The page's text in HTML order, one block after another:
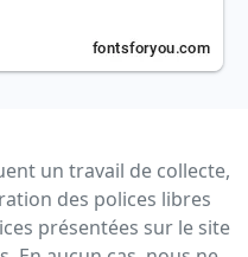
un travail de collecte,
des polices libres
présentées sur le site